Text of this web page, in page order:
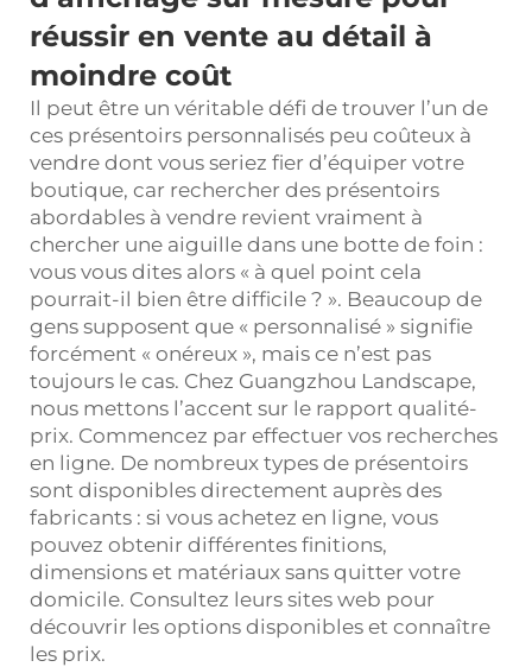
réussir en vente au détail à
moindre coût
Il peut être un véritable défi de trouver l’un de
ces présentoirs personnalisés peu coûteux à
vendre dont vous seriez fier d’équiper votre
boutique, car rechercher des présentoirs
abordables à vendre revient vraiment à
chercher une aiguille dans une botte de foin :
vous vous dites alors « à quel point cela
pourrait-il bien être difficile ? ». Beaucoup de
gens supposent que « personnalisé » signifie
forcément « onéreux », mais ce n’est pas
toujours le cas. Chez Guangzhou Landscape,
nous mettons l’accent sur le rapport qualité-
prix. Commencez par effectuer vos recherches
en ligne. De nombreux types de présentoirs
sont disponibles directement auprès des
fabricants : si vous achetez en ligne, vous
pouvez obtenir différentes finitions,
dimensions et matériaux sans quitter votre
domicile. Consultez leurs sites web pour
découvrir les options disponibles et connaître
les prix.